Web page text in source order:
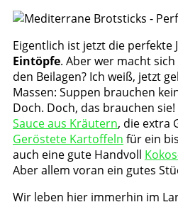
Eigentlich ist jetzt die perfekte
Eintöpfe. Aber wer macht
den Beilagen? Ich weiß, jetzt
Massen: Suppen brauchen
Doch. Doch, das brauchen
Sauce aus Kräutern, die extra
Geröstete Kartoffeln für ein
auch eine gute Handvoll
Aber allem voran ein gutes
Wir leben hier immerhin im